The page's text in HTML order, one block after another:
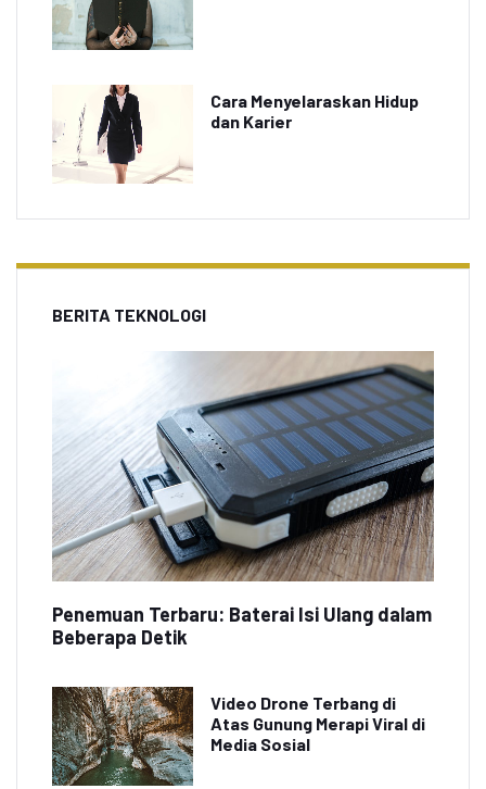
Cara Menyelaraskan Hidup
dan Karier
BERITA TEKNOLOGI
Penemuan Terbaru: Baterai Isi Ulang dalam
Beberapa Detik
Video Drone Terbang di
Atas Gunung Merapi Viral di
Media Sosial